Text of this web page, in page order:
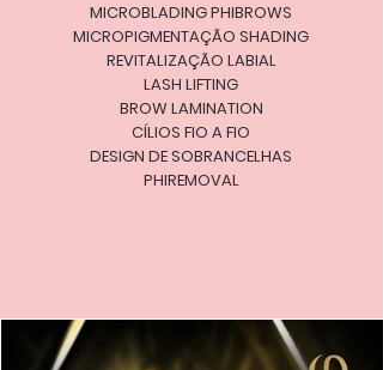
MICROBLADING PHIBROWS
MICROPIGMENTAÇÃO SHADING
REVITALIZAÇÃO LABIAL
LASH LIFTING
BROW LAMINATION
CÍLIOS FIO A FIO
DESIGN DE SOBRANCELHAS
PHIREMOVAL